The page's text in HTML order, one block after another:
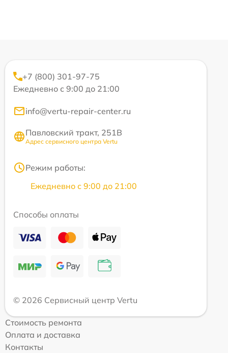
+7 (800) 301-97-75
Ежедневно с 9:00 до 21:00
info@vertu-repair-center.ru
Павловский тракт, 251В
Адрес сервисного центра Vertu
Режим работы:
Ежедневно с 9:00 до 21:00
Способы оплаты
© 2026 Сервисный центр Vertu
Стоимость ремонта
Оплата и доставка
Контакты